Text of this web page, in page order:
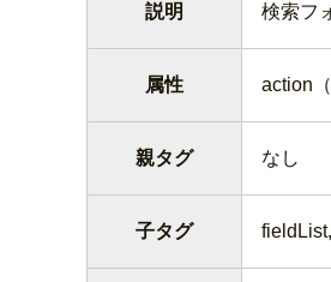
説明 検索フ
属性 action
親タグ なし
子タグ